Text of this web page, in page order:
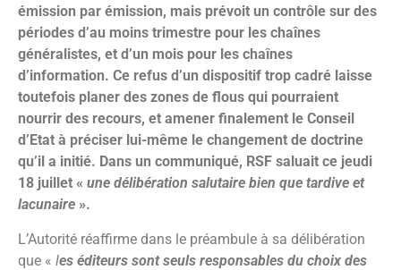
émission par émission, mais prévoit un contrôle sur des
périodes d’au moins trimestre pour les chaînes
généralistes, et d’un mois pour les chaînes
d’information. Ce refus d’un dispositif trop cadré laisse
toutefois planer des zones de flous qui pourraient
nourrir des recours, et amener finalement le Conseil
d’Etat à préciser lui-même le changement de doctrine
qu’il a initié. Dans un communiqué, RSF saluait ce jeudi
18 juillet « une délibération salutaire bien que tardive et
lacunaire ».
L’Autorité réaffirme dans le préambule à sa délibération
que « les éditeurs sont seuls responsables du choix des